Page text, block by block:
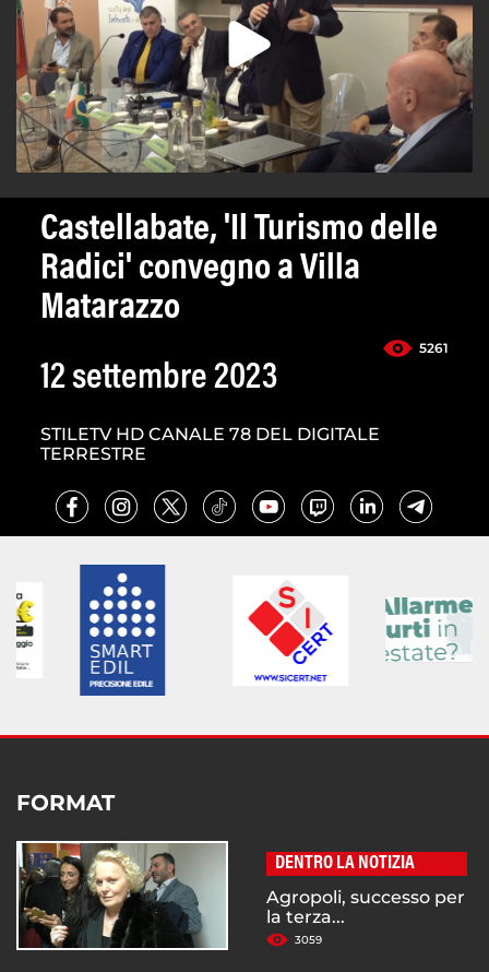
Castellabate, 'Il Turismo delle
Radici' convegno a Villa
Matarazzo
5261
12 settembre 2023
STILETV HD CANALE 78 DEL DIGITALE
TERRESTRE
FORMAT
DENTRO LA NOTIZIA
Agropoli, successo per
la terza...
3059